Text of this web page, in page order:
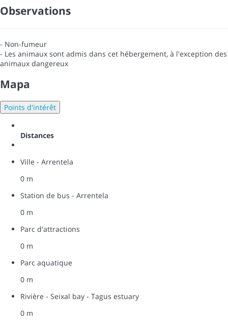
Observations
- Non-fumeur
- Les animaux sont admis dans cet hébergement, à l'exception des
animaux dangereux
Mapa
Points d'intérêt
Distances
Ville - Arrentela
0 m
Station de bus - Arrentela
0 m
Parc d'attractions
0 m
Parc aquatique
0 m
Rivière - Seixal bay - Tagus estuary
0 m